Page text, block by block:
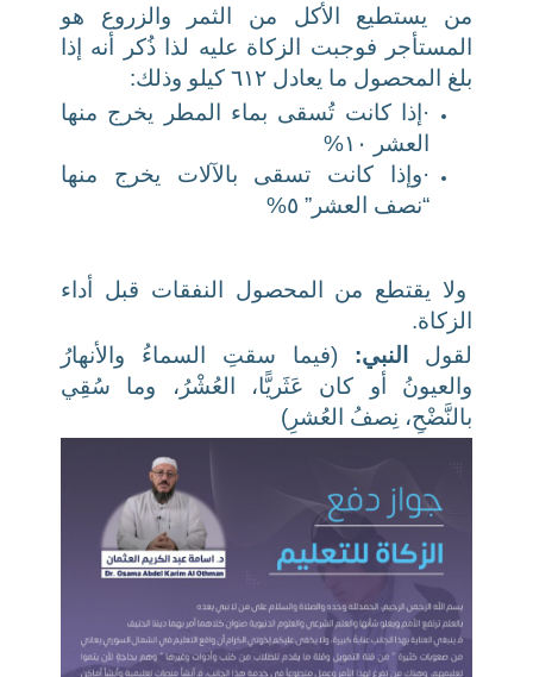
من يستطيع الأكل من الثمر والزروع هو
المستأجر فوجبت الزكاة عليه لذا ذُكر أنه إذا
بلغ المحصول ما يعادل ٦١٢ كيلو وذلك:
·إذا كانت تُسقى بماء المطر يخرج منها
العشر ١٠%
·وإذا كانت تسقى بالآلات يخرج منها
“نصف العشر” ٥%
ولا يقتطع من المحصول النفقات قبل أداء
الزكاة.
لقول
النبي: (فيما سقتِ السماءُ والأنهارُ
والعيونُ أو كان عَثَريًّا، العُشْرُ، وما سُقِي
بالنَّضْحِ، نِصفُ العُشرِ)